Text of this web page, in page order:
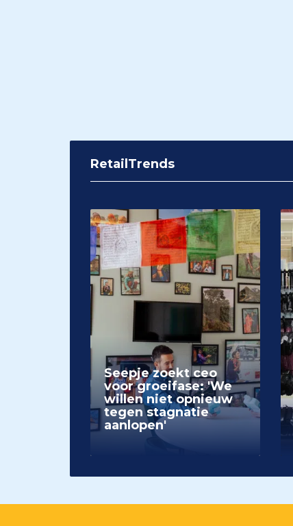
RetailTrends
Seepje zoekt ceo
voor groeifase: 'We
willen niet opnieuw
tegen stagnatie
aanlopen'